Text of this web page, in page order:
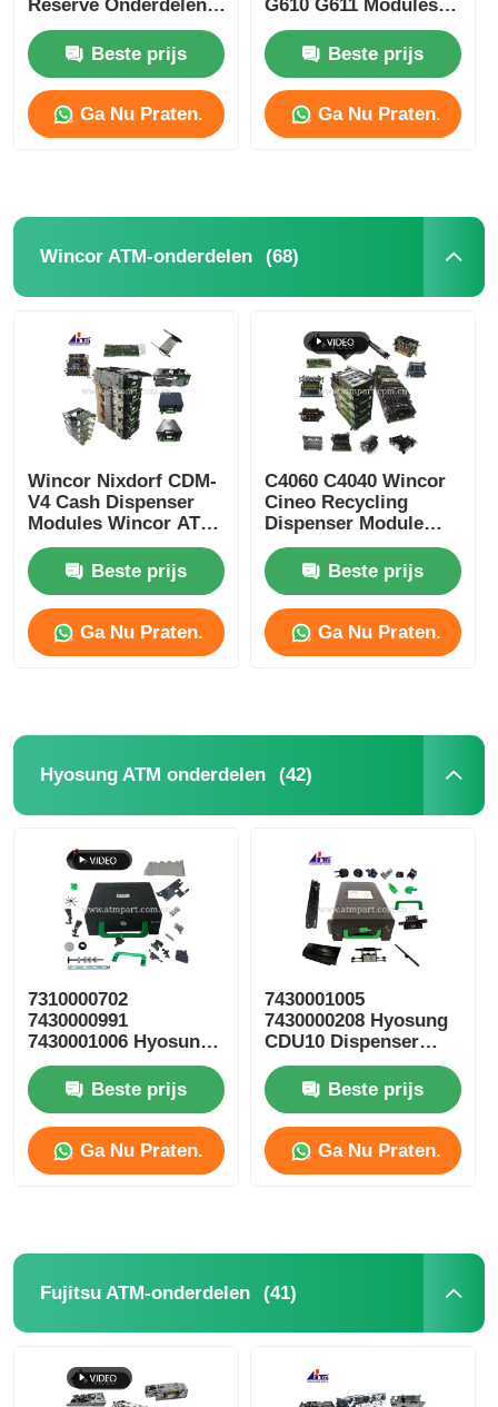
ATM-reserveonderdelen
Geldautomaat
Reserve Onderdelen
Voor NCR SelfServ
ATM's Bankkiosken
Beste prijs
Ga Nu Praten.
G610 G611 Modules
ATM Onderdelen
Beste prijs
Ga Nu Praten.
Wincor ATM-onderdelen (68)
Wincor Nixdorf CDM-
V4 Cash Dispenser
Modules Wincor ATM-
onderdelen
Beste prijs
Ga Nu Praten.
C4060 C4040 Wincor
Cineo Recycling
Dispenser Module
ATM
Vervangingsonderdelen
Beste prijs
Ga Nu Praten.
Hyosung ATM onderdelen (42)
7310000702
7430000991
7430001006 Hyosung
ATM-onderdelen
CDU10
Afwijzingscassette
Beste prijs
Ga Nu Praten.
7430001005
7430000208 Hyosung
CDU10 Dispenser
Cassette ATM
OnderdelenBeste prijs
Ga Nu Praten.
Fujitsu ATM-onderdelen (41)